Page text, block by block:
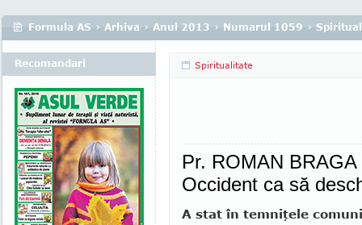
Formula AS › Arhiva › Anul 2013 › Numarul 1059 ›
Spiritualitate
Pr. ROMAN
Occident ca să
A stat în temniţele
Recomandari